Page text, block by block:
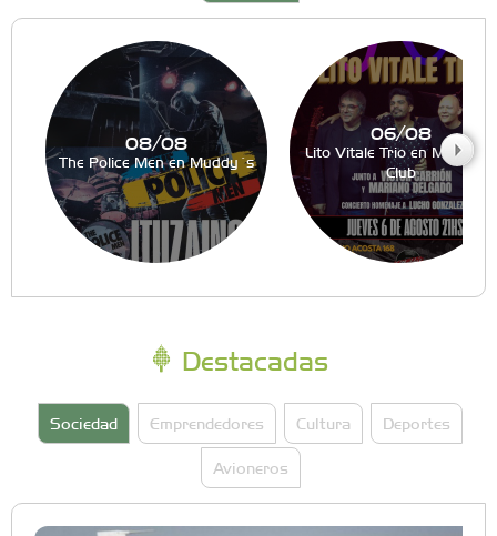
08/08
The Police Men en Muddy´s
06/08
Lito Vitale Trio en Muddy´s
Club
Destacadas
Sociedad Emprendedores Cultura Deportes
Avioneros